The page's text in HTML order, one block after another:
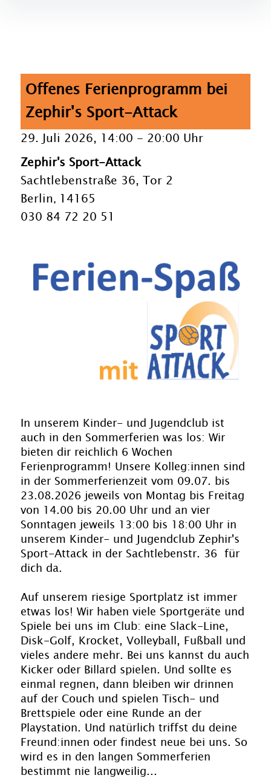
Offenes Ferienprogramm bei
Zephir's Sport-Attack
29. Juli 2026, 14:00 - 20:00 Uhr
Zephir's Sport-Attack
Sachtlebenstraße 36, Tor 2
Berlin, 14165
030 84 72 20 51
In unserem Kinder- und Jugendclub ist
auch in den Sommerferien was los: Wir
bieten dir reichlich 6 Wochen
Ferienprogramm! Unsere Kolleg:innen sind
in der Sommerferienzeit vom 09.07. bis
23.08.2026 jeweils von Montag bis Freitag
von 14.00 bis 20.00 Uhr und an vier
Sonntagen jeweils 13:00 bis 18:00 Uhr in
unserem Kinder- und Jugendclub Zephir's
Sport-Attack in der Sachtlebenstr. 36 für
dich da.
Auf unserem riesige Sportplatz ist immer
etwas los! Wir haben viele Sportgeräte und
Spiele bei uns im Club: eine Slack-Line,
Disk-Golf, Krocket, Volleyball, Fußball und
vieles andere mehr. Bei uns kannst du auch
Kicker oder Billard spielen. Und sollte es
einmal regnen, dann bleiben wir drinnen
auf der Couch und spielen Tisch- und
Brettspiele oder eine Runde an der
Playstation. Und natürlich triffst du deine
Freund:innen oder findest neue bei uns. So
wird es in den langen Sommerferien
bestimmt nie langweilig...